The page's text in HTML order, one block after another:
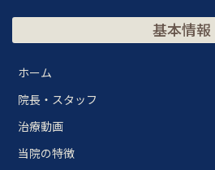
基本情報
ホーム
院長・スタッフ
治療動画
当院の特徴